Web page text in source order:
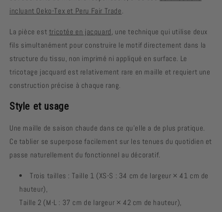
incluant Oeko-Tex et Peru Fair Trade
La pièce est tricotée en jacquard , une technique qui utilise deux
fils simultanément pour construire le motif directement dans la
structure du tissu, non imprimé ni appliqué en surface. Le
tricotage jacquard est relativement rare en maille et requiert une
construction précise à chaque rang.
Style et usage
Une maille de saison chaude dans ce qu'elle a de plus pratique.
Ce tablier se superpose facilement sur les tenues du quotidien et
passe naturellement du fonctionnel au décoratif.
Trois tailles : Taille 1 (XS-S : 34 cm de largeur × 41 cm de
hauteur),
Taille 2 (M-L : 37 cm de largeur × 42 cm de hauteur),